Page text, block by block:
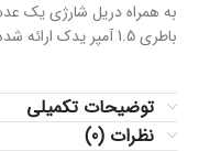
به همراه دریل شارژی یک
باطری 1.5 آمپر یدک ارائه شده است
توضیحات تکمیلی
نظرات (0)